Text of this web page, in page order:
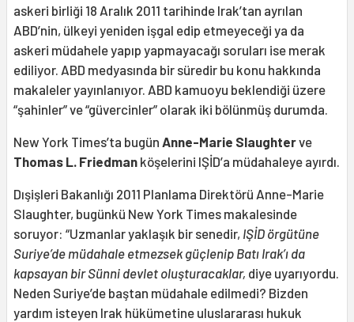
askeri birliği 18 Aralık 2011 tarihinde Irak’tan ayrılan
ABD’nin, ülkeyi yeniden işgal edip etmeyeceği ya da
askeri müdahele yapıp yapmayacağı soruları ise merak
ediliyor. ABD medyasında bir süredir bu konu hakkında
makaleler yayınlanıyor. ABD kamuoyu beklendiği üzere
“şahinler” ve “güvercinler” olarak iki bölünmüş durumda.
New York Times’ta bugün Anne-Marie Slaughterve
Thomas L. Friedman köşelerini IŞİD’a müdahaleye ayırdı.
Dışişleri Bakanlığı 2011 Planlama Direktörü Anne-Marie
Slaughter, bugünkü New York Times makalesinde
soruyor: “Uzmanlar yaklaşık bir senedir, IŞİD örgütüne
Suriye’de müdahale etmezsek güçlenip Batı Irak’ı da
kapsayan bir Sünni devlet oluşturacaklar, diye uyarıyordu.
Neden Suriye’de baştan müdahale edilmedi? Bizden
yardım isteyen Irak hükümetine uluslararası hukuk